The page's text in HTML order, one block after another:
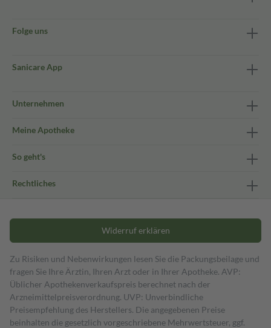
Folge uns
Sanicare App
Unternehmen
Meine Apotheke
So geht's
Rechtliches
Widerruf erklären
Zu Risiken und Nebenwirkungen lesen Sie die Packungsbeilage und
fragen Sie Ihre Ärztin, Ihren Arzt oder in Ihrer Apotheke. AVP:
Üblicher Apothekenverkaufspreis berechnet nach der
Arzneimittelpreisverordnung. UVP: Unverbindliche
Preisempfehlung des Herstellers. Die angegebenen Preise
beinhalten die gesetzlich vorgeschriebene Mehrwertsteuer, ggf.